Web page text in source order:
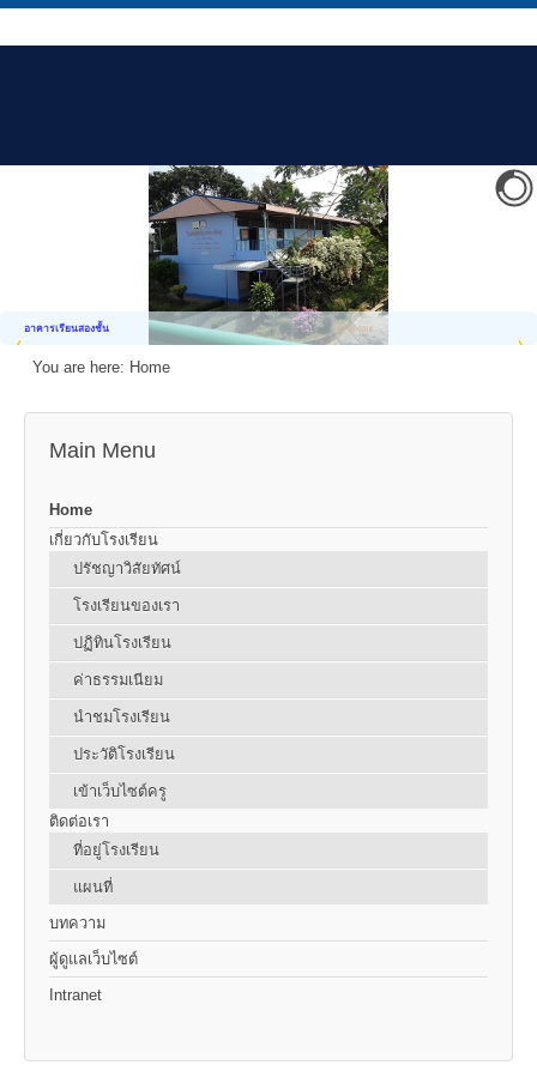
อาคารเรียนสองชั้น
You are here: Home
Main Menu
Home
เกี่ยวกับโรงเรียน
ปรัชญาวิสัยทัศน์
โรงเรียนของเรา
ปฏิทินโรงเรียน
ค่าธรรมเนียม
นำชมโรงเรียน
ประวัติโรงเรียน
เข้าเว็บไซต์ครู
ติดต่อเรา
ที่อยู่โรงเรียน
แผนที่
บทความ
ผู้ดูแลเว็บไซต์
Intranet